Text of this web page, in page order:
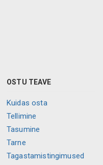
OSTU TEAVE
Kuidas osta
Tellimine
Tasumine
Tarne
Tagastamistingimused